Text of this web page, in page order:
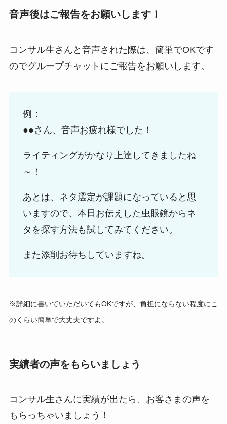
音声後はご報告をお願いします！
コンサル生さんと音声された際は、簡単でOKです
のでグループチャットにご報告をお願いします。
例：
●●さん、音声お疲れ様でした！
ライティングがかなり上達してきましたね
～！
あとは、ネタ選定が課題になっていると思
いますので、本日お伝えした虫眼鏡からネ
タを探す方法も試してみてください。
また添削お待ちしていますね。
※詳細に書いていただいてもOKですが、負担にならない程度にこ
のくらい簡単で大丈夫ですよ。
実績者の声をもらいましょう
コンサル生さんに実績が出たら、お客さまの声を
もらっちゃいましょう！